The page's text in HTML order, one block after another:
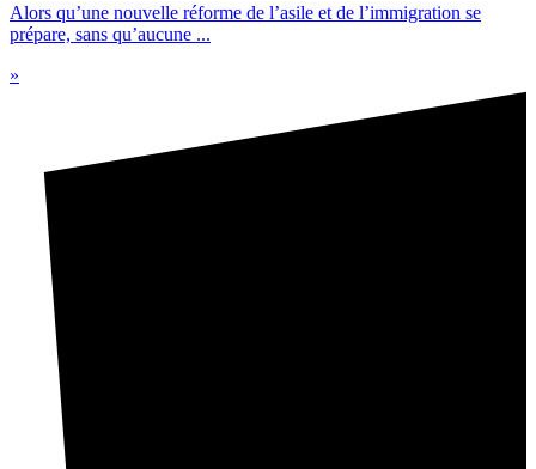
Alors qu’une nouvelle réforme de l’asile et de l’immigration se
prépare, sans qu’aucune ...
»